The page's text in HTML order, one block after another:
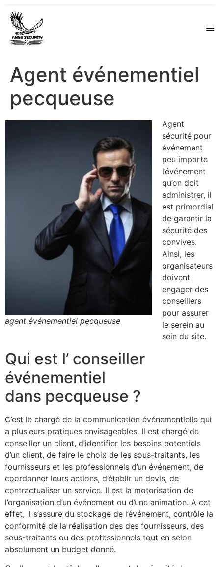
Agent événementiel
pecqueuse
agent événementiel pecqueuse
Agent
sécurité pour
événement
peu importe
l’événement
qu’on doit
administrer, il
est primordial
de garantir la
sécurité des
convives.
Ainsi, les
organisateurs
doivent
engager des
conseillers
pour assurer
le serein au
sein du site.
Qui est l’ conseiller
événementiel
dans pecqueuse ?
C’est le chargé de la communication événementielle qui
a plusieurs pratiques envisageables. Il est chargé de
conseiller un client, d’identifier les besoins potentiels
d’un client, de faire le choix de les sous-traitants, les
fournisseurs et les professionnels d’un événement, de
coordonner leurs actions, d’établir un devis, de
contractualiser un service. Il est la motorisation de
l’organisation d’un événement ou d’une animation. A cet
effet, il s’assure du stockage de l’événement, contrôle la
conformité de la réalisation des des fournisseurs, des
sous-traitants ou des professionnels tout en selon
absolument un budget donné.